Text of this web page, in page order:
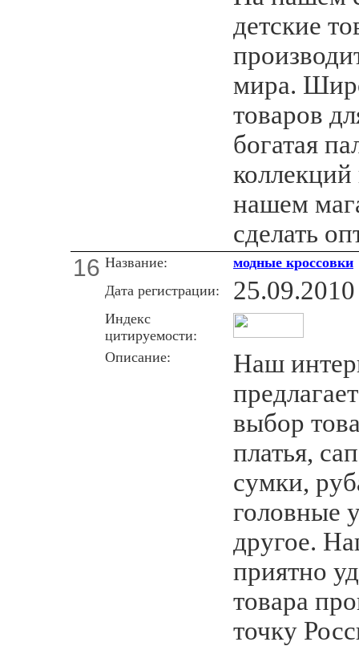
детские
мира.
товаров
богатая
нашем
сделать
16 Название:
модные кроссовки
Дата регистрации:
25.09.2010
Индекс
цитируемости:
Описание:
Наш
выбор
платья,
сумки,
головные
другое.
приятно
товара
точку